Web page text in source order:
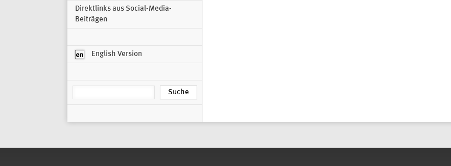
Direktlinks aus Social-Media-
Beiträgen
English Version